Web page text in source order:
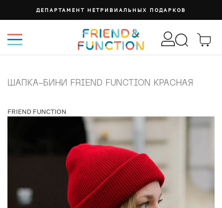
ДЕПАРТАМЕНТ НЕТРИВИАЛЬНЫХ ПОДАРКОВ
ШАПКА-БИНИ FRIEND FUNCTION КРАСНАЯ
FRIEND FUNCTION